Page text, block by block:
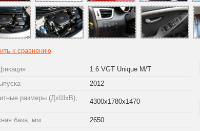
к сравнению
1.6 VGT Unique M/T
2012
размеры (ДхШхВ),
4300x1780x1470
база, мм
2650